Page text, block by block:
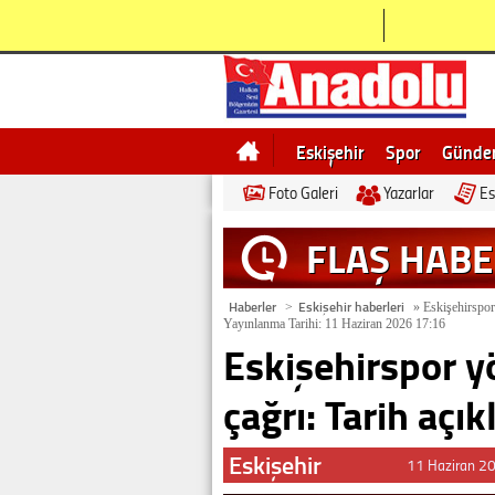
Eskişehir Spor
Bilecik
Ne demek
Foto Galeri Yazarlar
FLAŞ
Haberler > Eskişehir haberleri »
Yayınlanma Tarihi: 11 Haziran 2026 17:16
Eskişehirspor
çağrı: Tarih
Eskişehir 11 Haziran